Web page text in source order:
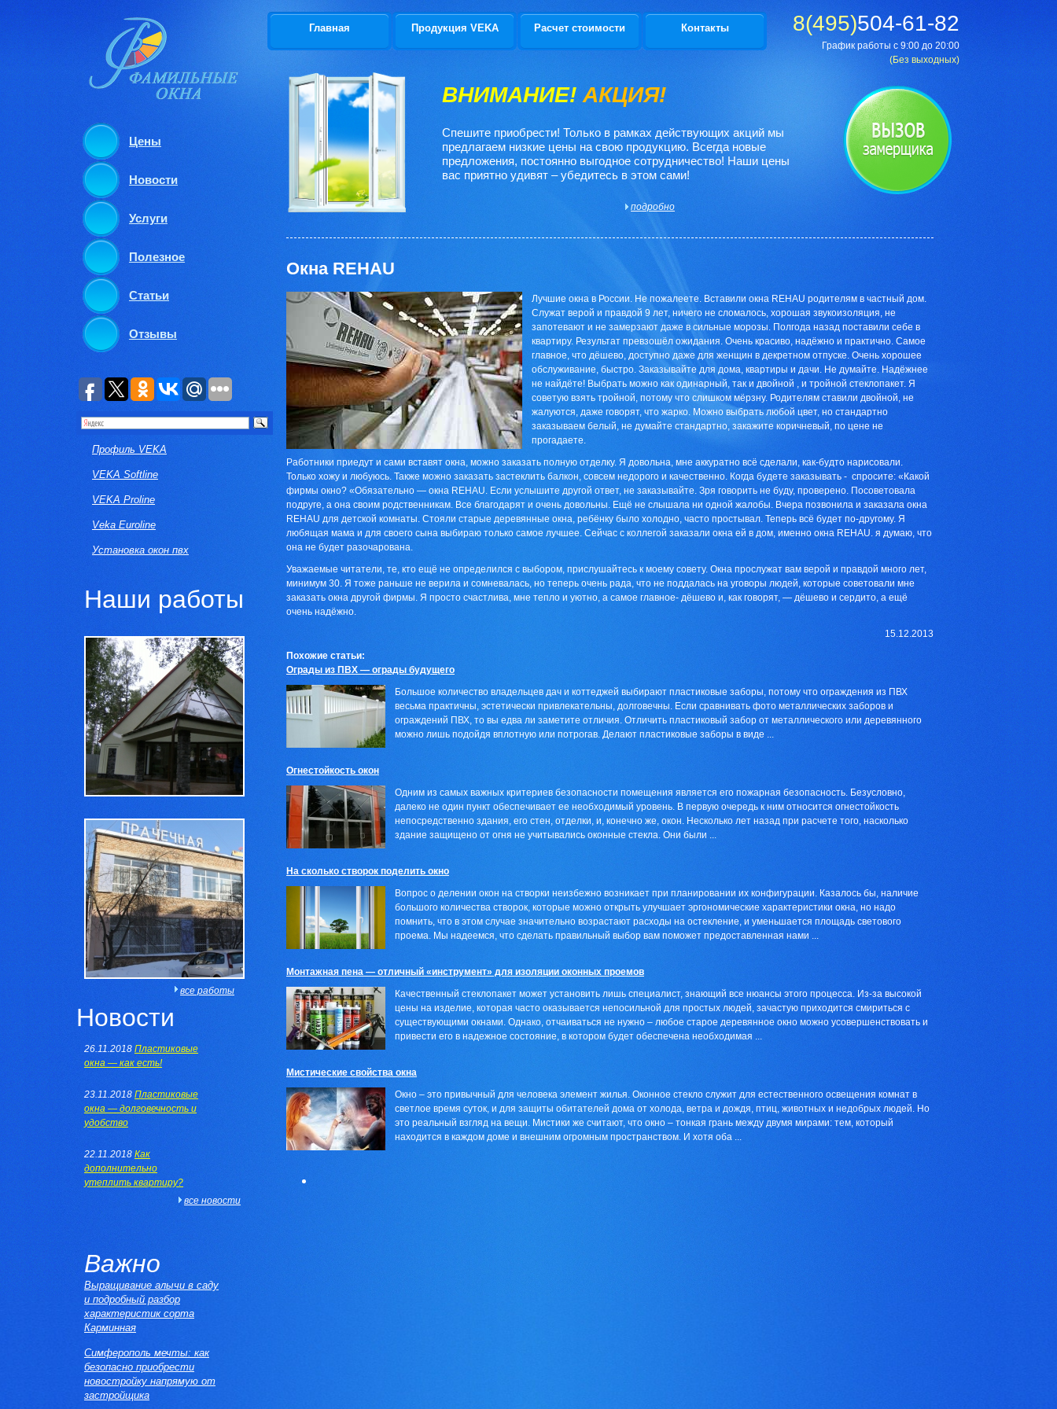
Главная Продукция VEKA Расчет стоимости Контакты 8(495)504-61-82
График работы с 9:00 до 20:00
(Без выходных)
Цены
Новости
Услуги
Полезное
Статьи
Отзывы
ВНИМАНИЕ! АКЦИЯ!
Спешите приобрести! Только в рамках действующих акций мы
предлагаем низкие цены на свою продукцию. Всегда новые
предложения, постоянно выгодное сотрудничество! Наши цены
вас приятно удивят – убедитесь в этом сами!
подробно
Окна REHAU
Лучшие окна в России. Не пожалеете. Вставили окна REHAU родителям в частный дом.
Служат верой и правдой 9 лет, ничего не сломалось, хорошая звукоизоляция, не
запотевают и не замерзают даже в сильные морозы. Полгода назад поставили себе в
квартиру. Результат превзошёл ожидания. Очень красиво, надёжно и практично. Самое
главное, что дёшево, доступно даже для женщин в декретном отпуске. Очень хорошее
обслуживание, быстро. Заказывайте для дома, квартиры и дачи. Не думайте. Надёжнее
не найдёте! Выбрать можно как одинарный, так и двойной , и тройной стеклопакет. Я
советую взять тройной, потому что слишком мёрзну. Родителям ставили двойной, не
жалуются, даже говорят, что жарко. Можно выбрать любой цвет, но стандартно
заказываем белый, не думайте стандартно, закажите коричневый, по цене не
прогадаете.
Работники приедут и сами вставят окна, можно заказать полную отделку. Я довольна, мне аккуратно всё сделали, как-будто нарисовали.
Только хожу и любуюсь. Также можно заказать застеклить балкон, совсем недорого и качественно. Когда будете заказывать - спросите: «Какой
фирмы окно? «Обязательно — окна REHAU. Если услышите другой ответ, не заказывайте. Зря говорить не буду, проверено. Посоветовала
подруге, а она своим родственникам. Все благодарят и очень довольны. Ещё не слышала ни одной жалобы. Вчера позвонила и заказала окна
REHAU для детской комнаты. Стояли старые деревянные окна, ребёнку было холодно, часто простывал. Теперь всё будет по-другому. Я
любящая мама и для своего сына выбираю только самое лучшее. Сейчас с коллегой заказали окна ей в дом, именно окна REHAU. я думаю, что
она не будет разочарована.
Уважаемые читатели, те, кто ещё не определился с выбором, прислушайтесь к моему совету. Окна прослужат вам верой и правдой много лет,
минимум 30. Я тоже раньше не верила и сомневалась, но теперь очень рада, что не поддалась на уговоры людей, которые советовали мне
заказать окна другой фирмы. Я просто счастлива, мне тепло и уютно, а самое главное- дёшево и, как говорят, — дёшево и сердито, а ещё
очень надёжно.
15.12.2013
Похожие статьи:
Ограды из ПВХ — ограды будущего
Большое количество владельцев дач и коттеджей выбирают пластиковые заборы, потому что ограждения из ПВХ
весьма практичны, эстетически привлекательны, долговечны. Если сравнивать фото металлических заборов и
ограждений ПВХ, то вы едва ли заметите отличия. Отличить пластиковый забор от металлического или деревянного
можно лишь подойдя вплотную или потрогав. Делают пластиковые заборы в виде ...
Огнестойкость окон
Одним из самых важных критериев безопасности помещения является его пожарная безопасность. Безусловно,
далеко не один пункт обеспечивает ее необходимый уровень. В первую очередь к ним относится огнестойкость
непосредственно здания, его стен, отделки, и, конечно же, окон. Несколько лет назад при расчете того, насколько
здание защищено от огня не учитывались оконные стекла. Они были ...
На сколько створок поделить окно
Вопрос о делении окон на створки неизбежно возникает при планировании их конфигурации. Казалось бы, наличие
большого количества створок, которые можно открыть улучшает эргономические характеристики окна, но надо
помнить, что в этом случае значительно возрастают расходы на остекление, и уменьшается площадь светового
проема. Мы надеемся, что сделать правильный выбор вам поможет предоставленная нами ...
Монтажная пена — отличный «инструмент» для изоляции оконных проемов
Качественный стеклопакет может установить лишь специалист, знающий все нюансы этого процесса. Из-за высокой
цены на изделие, которая часто оказывается непосильной для простых людей, зачастую приходится смириться с
существующими окнами. Однако, отчаиваться не нужно – любое старое деревянное окно можно усовершенствовать и
привести его в надежное состояние, в котором будет обеспечена необходимая ...
Мистические свойства окна
Окно – это привычный для человека элемент жилья. Оконное стекло служит для естественного освещения комнат в
светлое время суток, и для защиты обитателей дома от холода, ветра и дождя, птиц, животных и недобрых людей. Но
это реальный взгляд на вещи. Мистики же считают, что окно – тонкая грань между двумя мирами: тем, который
находится в каждом доме и внешним огромным пространством. И хотя оба ...
Профиль VEKA
VEKA Softline
VEKA Proline
Veka Euroline
Установка окон пвх
Наши работы
все работы
Новости
26.11.2018 Пластиковые
окна — как есть!
23.11.2018 Пластиковые
окна — долговечность и
удобство
22.11.2018 Как
дополнительно
утеплить квартиру?
все новости
Важно
Выращивание алычи в саду
и подробный разбор
характеристик сорта
Карминная
Симферополь мечты: как
безопасно приобрести
новостройку напрямую от
застройщика